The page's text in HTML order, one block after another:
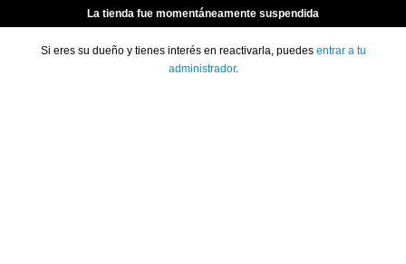
La tienda fue momentáneamente suspendida
Si eres su dueño y tienes interés en reactivarla, puedes entrar a tu
administrador.